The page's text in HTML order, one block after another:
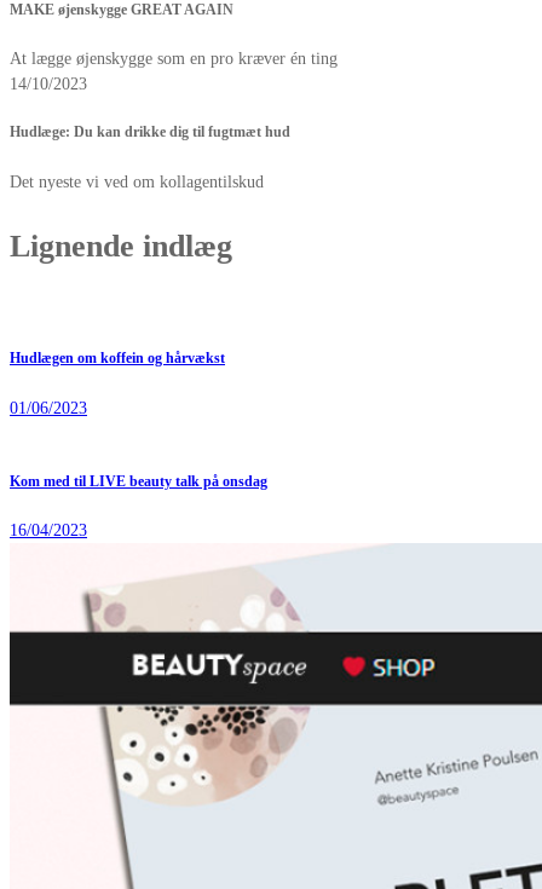
MAKE øjenskygge GREAT AGAIN
At lægge øjenskygge som en pro kræver én ting
14/10/2023
Hudlæge: Du kan drikke dig til fugtmæt hud
Det nyeste vi ved om kollagentilskud
Lignende indlæg
Hudlægen om koffein og hårvækst
01/06/2023
Kom med til LIVE beauty talk på onsdag
16/04/2023